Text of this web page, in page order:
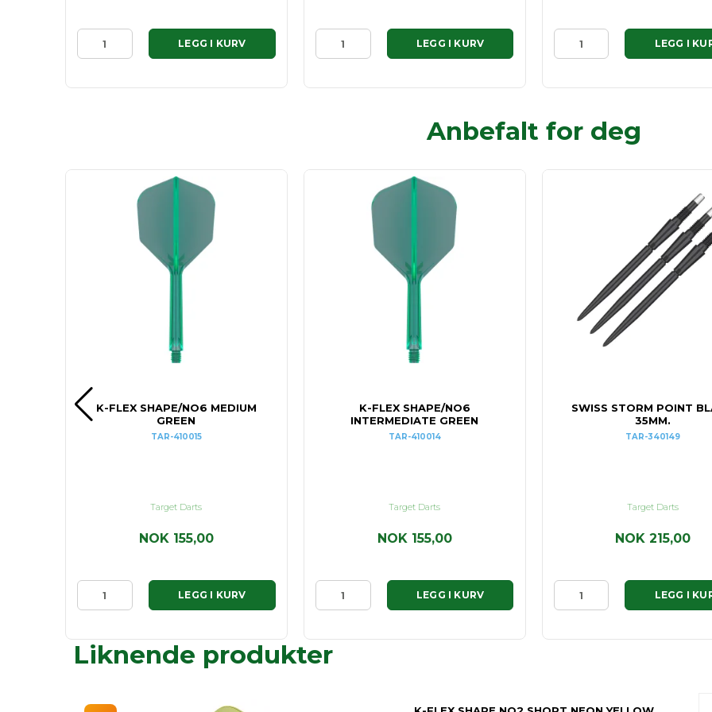
LEGG I KURV LEGG I KURV LEGG I
Anbefalt for deg
K-FLEX SHAPE/NO6 MEDIUM
GREEN
TAR-410015
Target Darts
NOK 155,00
LEGG I KURV
K-FLEX SHAPE/NO6
INTERMEDIATE GREEN
TAR-410014
Target Darts
NOK 155,00
LEGG I KURV
SWISS STORM POINT
35MM.
TAR-340149
Target Darts
NOK 215,00
LEGG I
Liknende produkter